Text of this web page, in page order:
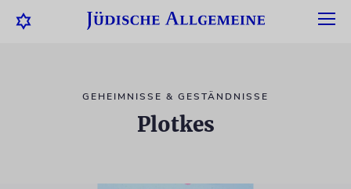
GEHEIMNISSE & GESTÄNDNISSE
Plotkes